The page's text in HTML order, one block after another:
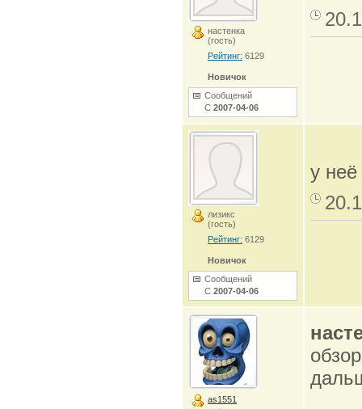
настенка
(гость)
Рейтинг: 6129
Новичок
Сообщений
С 2007-04-06
лизикс
(гость)
Рейтинг: 6129
Новичок
Сообщений
С 2007-04-06
у
as1551